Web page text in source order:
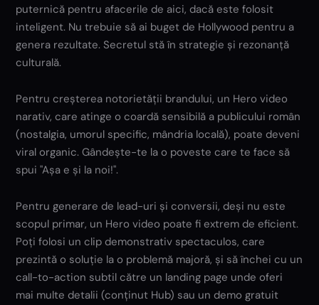
puternică pentru afacerile de aici, dacă este folosit
inteligent. Nu trebuie să ai buget de Hollywood pentru a
genera rezultate. Secretul stă în strategie și rezonanță
culturală.
Pentru creșterea notorietății brandului, un Hero video
narativ, care atinge o coardă sensibilă a publicului român
(nostalgia, umorul specific, mândria locală), poate deveni
viral organic. Gândește-te la o poveste care te face să
spui "Așa e și la noi!".
Pentru generare de lead-uri și conversii, deși nu este
scopul primar, un Hero video poate fi extrem de eficient.
Poți folosi un clip demonstrativ spectaculos, care
prezintă o soluție la o problemă majoră, și să închei cu un
call-to-action subtil către un landing page unde oferi
mai multe detalii (conținut Hub) sau un demo gratuit